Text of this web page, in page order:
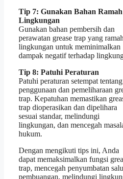
Tip 7: Gunakan Bahan Ramah
Lingkungan
Gunakan bahan pembersih dan
perawatan grease trap yang ramah
lingkungan untuk meminimalkan
dampak negatif terhadap
Tip 8: Patuhi Peraturan
Patuhi peraturan setempat tentang
penggunaan dan pemeliharaan
trap. Kepatuhan memastikan
trap dioperasikan dan dipelihara
sesuai standar, melindungi
lingkungan, dan mencegah
hukum.
Dengan mengikuti tips ini, Anda
dapat memaksimalkan fungsi
trap, mencegah penyumbatan
pembuangan, melindungi